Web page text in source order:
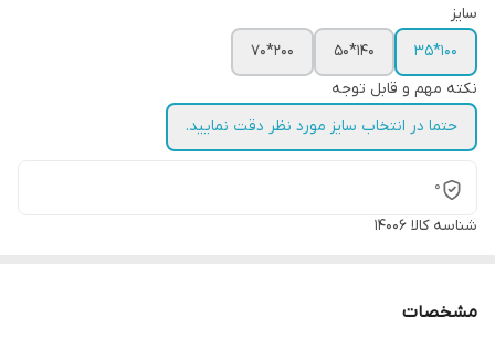
سایز
100*35
140*50
200*70
نکته مهم و قابل توجه
حتما در انتخاب سایز مورد نظر دقت نمایید.
0
شناسه کالا 14006
مشخصات